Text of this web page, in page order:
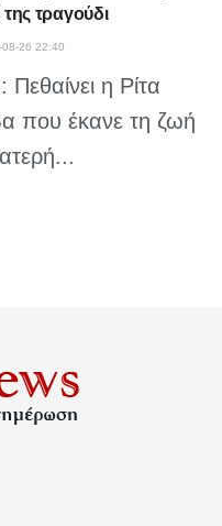
τραγούδι
08-26 22:40
η Ρίτα
που έκανε τη ζωή